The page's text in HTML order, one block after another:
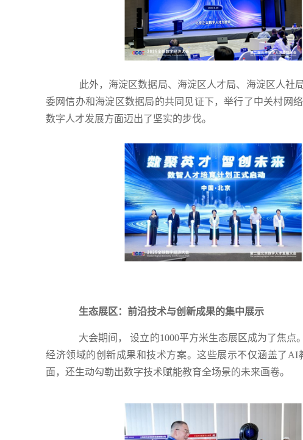
此外，海淀区数据局、海淀区人才局、海淀区人社
委网信办和海淀区数据局的共同见证下，举行了中关村网
数字人才发展方面迈出了坚实的步伐。
生态展区：前沿技术与创新成果的集中展示
大会期间， 设立的1000平方米生态展区成为了焦点
经济领域的创新成果和技术方案。这些展示不仅涵盖了
面，还生动勾勒出数字技术赋能教育全场景的未来画卷。